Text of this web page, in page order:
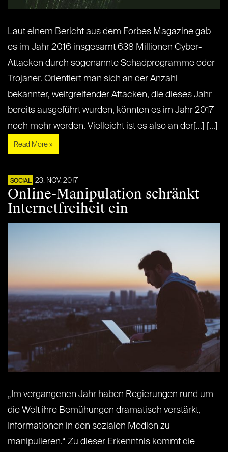
Laut einem Bericht aus dem Forbes Magazine gab
es im Jahr 2016 insgesamt 638 Millionen Cyber-
Attacken durch sogenannte Schadprogramme oder
Trojaner. Orientiert man sich an der Anzahl
bekannter, weitgreifender Attacken, die dieses Jahr
bereits ausgeführt wurden, könnten es im Jahr 2017
noch mehr werden. Vielleicht ist es also an der[...] [...]
Read More »
SOCIAL 23. NOV. 2017
Online-Manipulation schränkt
Internetfreiheit ein
„Im vergangenen Jahr haben Regierungen rund um
die Welt ihre Bemühungen dramatisch verstärkt,
Informationen in den sozialen Medien zu
manipulieren.“ Zu dieser Erkenntnis kommt die